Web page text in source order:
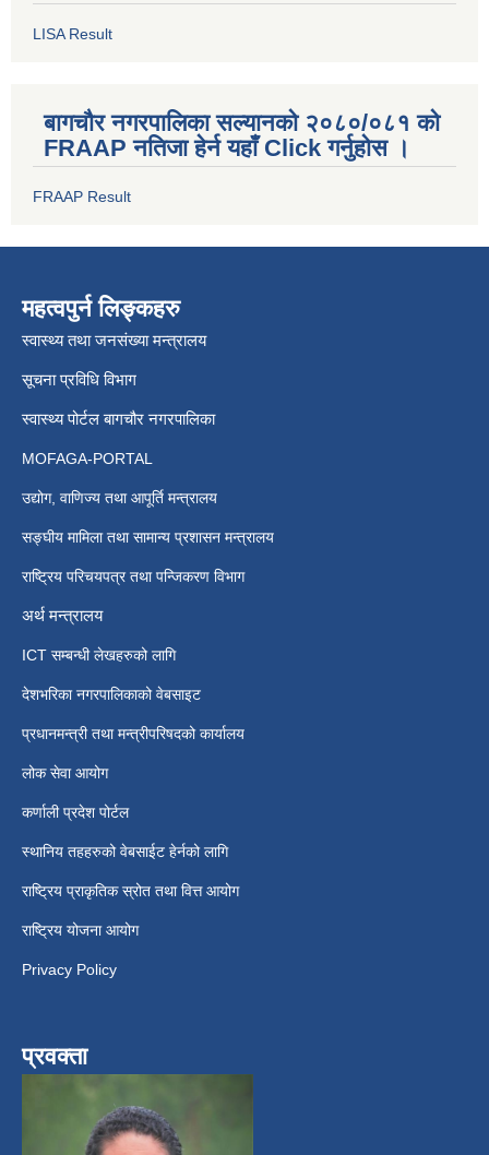
LISA Result
बागचौर नगरपालिका सल्यानको २०८०/०८१ को
FRAAP नतिजा हेर्न यहाँ Click गर्नुहोस ।
FRAAP Result
महत्वपुर्न लिङ्कहरु
स्वास्थ्य तथा जनसंख्या मन्त्रालय
सूचना प्रविधि विभाग
स्वास्थ्य पोर्टल बागचौर नगरपालिका
MOFAGA-PORTAL
उद्योग, वाणिज्य तथा आपूर्ति मन्त्रालय
सङ्घीय मामिला तथा सामान्य प्रशासन मन्त्रालय
राष्ट्रिय परिचयपत्र तथा पन्जिकरण विभाग
अर्थ मन्त्रालय
ICT सम्बन्धी लेखहरुको लागि
देशभरिका नगरपालिकाको वेबसाइट
प्रधानमन्त्री तथा मन्त्रीपरिषदको कार्यालय
लोक सेवा आयोग
कर्णाली प्रदेश पोर्टल
स्थानिय तहहरुको वेबसाईट हेर्नको लागि
राष्ट्रिय प्राकृतिक स्रोत तथा वित्त आयोग
राष्ट्रिय योजना आयोग
Privacy Policy
प्रवक्ता